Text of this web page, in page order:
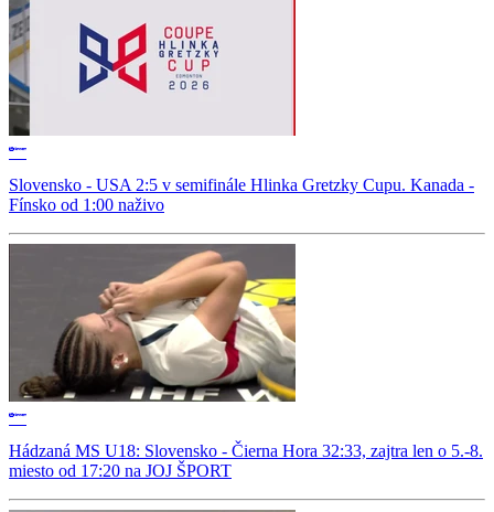
Slovensko - USA 2:5 v semifinále Hlinka Gretzky Cupu. Kanada -
Fínsko od 1:00 naživo
Hádzaná MS U18: Slovensko - Čierna Hora 32:33, zajtra len o 5.-8.
miesto od 17:20 na JOJ ŠPORT